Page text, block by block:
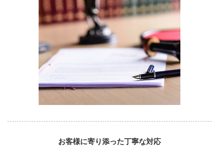
お客様に寄り添った丁寧な対応